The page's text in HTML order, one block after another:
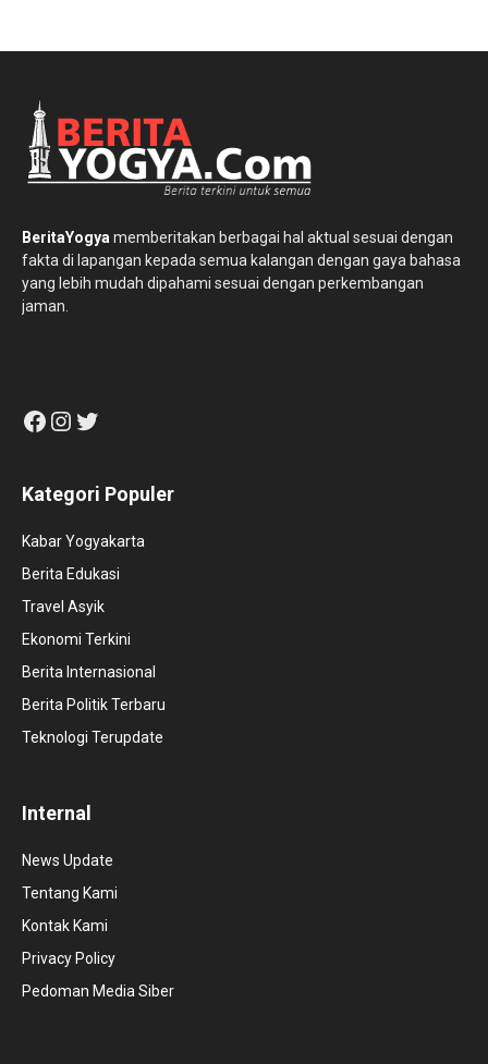
BeritaYogya memberitakan berbagai hal aktual sesuai dengan
fakta di lapangan kepada semua kalangan dengan gaya bahasa
yang lebih mudah dipahami sesuai dengan perkembangan
jaman.
Facebook
Instagram
Twitter
Kategori Populer
Kabar Yogyakarta
Berita Edukasi
Travel Asyik
Ekonomi Terkini
Berita Internasional
Berita Politik Terbaru
Teknologi Terupdate
Internal
News Update
Tentang Kami
Kontak Kami
Privacy Policy
Pedoman Media Siber